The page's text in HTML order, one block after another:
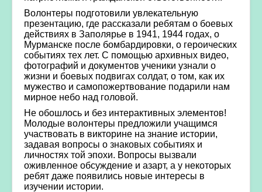
Волонтеры подготовили увлекательную
презентацию, где рассказали ребятам о боевых
действиях в Заполярье в 1941, 1944 годах, о
Мурманске после бомбардировки, о героических
событиях тех лет. С помощью архивных видео,
фотографий и документов ученики узнали о
жизни и боевых подвигах солдат, о том, как их
мужество и самопожертвование подарили нам
мирное небо над головой.
Не обошлось и без интерактивных элементов!
Молодые волонтеры предложили учащимся
участвовать в викторине на знание истории,
задавая вопросы о знаковых событиях и
личностях той эпохи. Вопросы вызвали
оживленное обсуждение и азарт, а у некоторых
ребят даже появились новые интересы в
изучении истории.